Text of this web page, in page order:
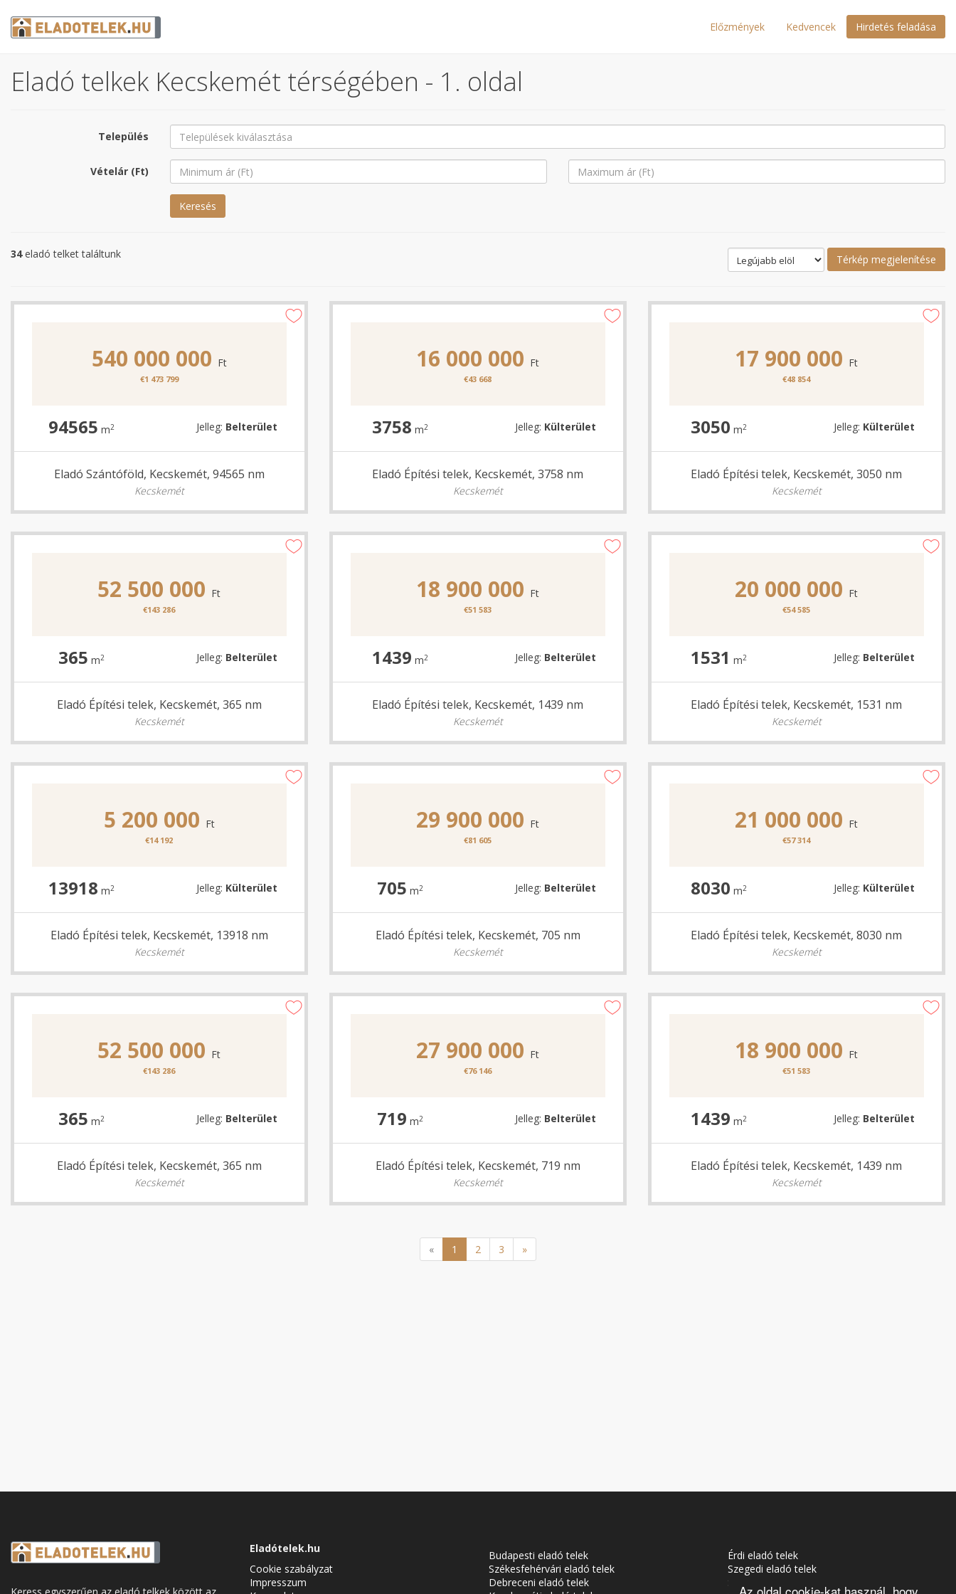
Előzmények Kedvencek Hirdetés feladása
Eladó telkek Kecskemét térségében - 1. oldal
Település
Vételár (Ft)
Keresés
34eladó telket találtunk Térkép megjelenítése
540 000 000 Ft
€1 473 799
94565 m2 Jelleg: Belterület
Eladó Szántóföld, Kecskemét, 94565 nm
Kecskemét
16 000 000 Ft
€43 668
3758 m2 Jelleg: Külterület
Eladó Építési telek, Kecskemét, 3758 nm
Kecskemét
17 900 000 Ft
€48 854
3050 m2 Jelleg: Külterület
Eladó Építési telek, Kecskemét, 3050 nm
Kecskemét
52 500 000 Ft
€143 286
365 m2 Jelleg: Belterület
Eladó Építési telek, Kecskemét, 365 nm
Kecskemét
18 900 000 Ft
€51 583
1439 m2 Jelleg: Belterület
Eladó Építési telek, Kecskemét, 1439 nm
Kecskemét
20 000 000 Ft
€54 585
1531 m2 Jelleg: Belterület
Eladó Építési telek, Kecskemét, 1531 nm
Kecskemét
5 200 000 Ft
€14 192
13918 m2 Jelleg: Külterület
Eladó Építési telek, Kecskemét, 13918 nm
Kecskemét
29 900 000 Ft
€81 605
705 m2 Jelleg: Belterület
Eladó Építési telek, Kecskemét, 705 nm
Kecskemét
21 000 000 Ft
€57 314
8030 m2 Jelleg: Külterület
Eladó Építési telek, Kecskemét, 8030 nm
Kecskemét
52 500 000 Ft
€143 286
365 m2 Jelleg: Belterület
Eladó Építési telek, Kecskemét, 365 nm
Kecskemét
27 900 000 Ft
€76 146
719 m2 Jelleg: Belterület
Eladó Építési telek, Kecskemét, 719 nm
Kecskemét
18 900 000 Ft
€51 583
1439 m2 Jelleg: Belterület
Eladó Építési telek, Kecskemét, 1439 nm
Kecskemét
« 1 2 3 »
Eladótelek.hu
Cookie szabályzat
Impresszum
Budapesti eladó telek
Székesfehérvári eladó telek
Debreceni eladó telek
Érdi eladó telek
Szegedi eladó telek
Soproni eladó telek